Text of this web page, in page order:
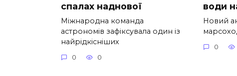
спалах наднової
Міжнародна команда
астрономів зафіксувала один із
найрідкісніших
0 0
води
Новий
0